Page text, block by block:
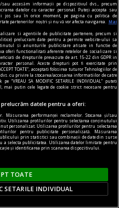
din senin, când râzi
sau accesăm informații pe dispozitivul dvs., precum
datelor cu caracter personal. Puteți accepta sau
jos sau în orice moment, pe pagina cu politica de
partenerilor noștri și nu vă vor afecta navigarea.
Mai
si agentiile de publicitate partenere, precum si
prelucram date pentru a permite website-ului sa
si anunturile publicitare afisate in functie de
oferi functionalitati aferente retelelor de socializare si
de drepturile prevazute de art. 15-22 din GDPR in
personal. Aceste drepturi pot fi exercitate prin
TOATE”, acceptati folosirea tuturor Tehnologiilor de
cu privire la stocarea/accesarea informatiilor de catre
“VREAU SA MODIFIC SETARILE INDIVIDUAL” puteti
putin cele legate de cookie strict necesare pentru
datele pentru a oferi:
Măsurarea performanței reclamelor. Stocarea și/sau
Utilizarea profilurilor pentru selectarea conținutului
personalizat. Utilizarea profilurilor pentru selectarea
pentru publicitate personalizată. Măsurarea
prin statistici sau combinații de date din surse
a selecta publicitatea. Utilizarea datelor limitate pentru
și identificarea prin scanarea dispozitivului.
TOATE
SETARILE INDIVIDUAL